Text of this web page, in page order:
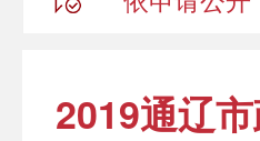
2019通辽